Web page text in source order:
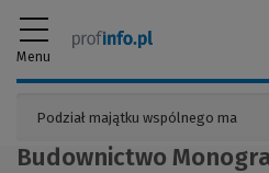
Menu
Budownictwo